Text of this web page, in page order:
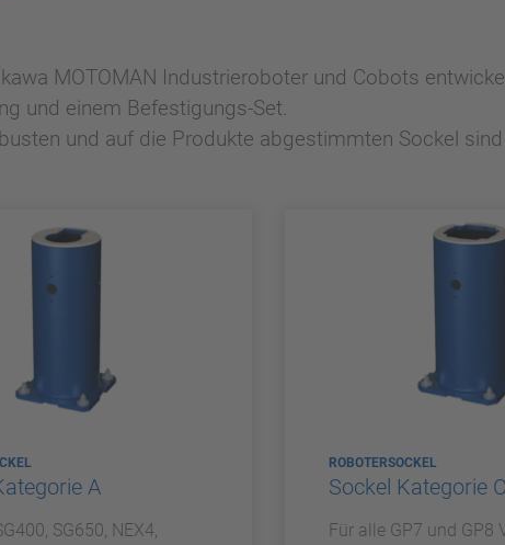
MOTOMAN Industrieroboter und Cobots
und einem Befestigungs-Set.
und auf die Produkte abgestimmten Sockel
A
SG650, NEX4,
ROBOTERSOCKEL
Sockel Kategorie C
Für alle GP7 und GP8